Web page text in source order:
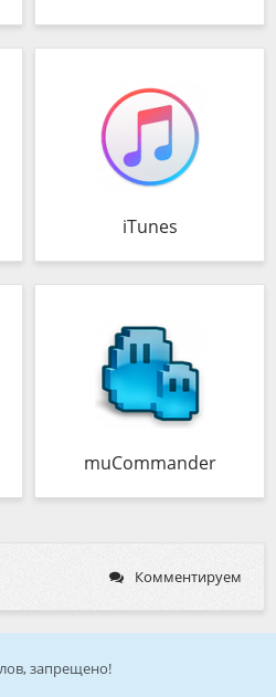
iTunes
muCommander
Комментируем
запрещено!